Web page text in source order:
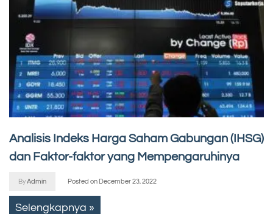
Analisis Indeks Harga Saham Gabungan (IHSG)
dan Faktor-faktor yang Mempengaruhinya
ByAdmin Posted on December 23, 2022
Selengkapnya »